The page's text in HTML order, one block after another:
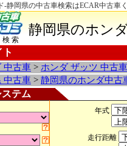
-静岡県の中古車検索はECAR中古車
索
静岡県のホン
ト
中古車 > ホンダ ザッツ 中古
中古車 > 静岡県のホンダ中古
テム
年式
走行距離